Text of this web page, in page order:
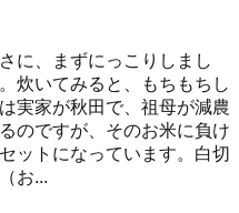
に、まずにっこりしまし
炊いてみると、もちもちし
実家が秋田で、祖母が減農
のですが、そのお米に負け
ットになっています。白切
お...